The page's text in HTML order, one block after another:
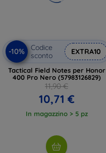
-10%
Codice
sconto
EXTRA10
Tactical Field Notes per Honor
400 Pro Nero (57983126829)
11,90 €
10,71 €
In magazzino > 5 pz